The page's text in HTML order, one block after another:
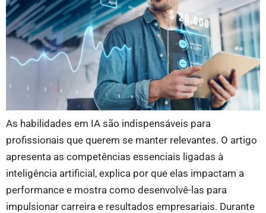
As habilidades em IA são indispensáveis para
profissionais que querem se manter relevantes. O artigo
apresenta as competências essenciais ligadas à
inteligência artificial, explica por que elas impactam a
performance e mostra como desenvolvê-las para
impulsionar carreira e resultados empresariais. Durante